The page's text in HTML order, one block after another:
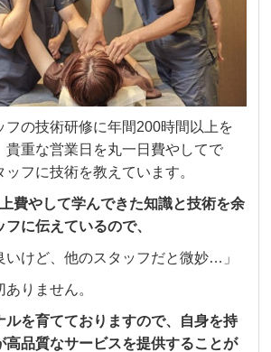
フの技術研修に年間200時間以上を
貴重な営業日を丸一日費やしてで
ッフに技術を教えています。
費やして学んできた知識と技術を余
に伝えているので、
いけど、他のスタッフだと微妙…」
りません。
ルを育てておりますので、自身を持
高品質なサービスを提供することが